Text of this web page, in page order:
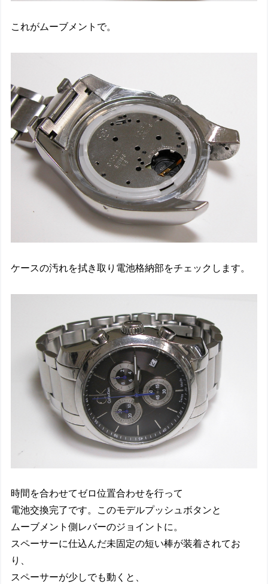
これがムーブメントで。
ケースの汚れを拭き取り電池格納部をチェックします。
時間を合わせてゼロ位置合わせを行って
電池交換完了です。このモデルプッシュボタンと
ムーブメント側レバーのジョイントに。
スペーサーに仕込んだ未固定の短い棒が装着されてお
り、
スペーサーが少しでも動くと、